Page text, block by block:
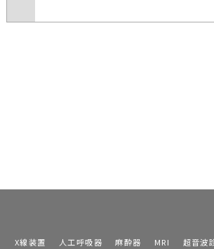
X線装置 人工呼吸器 麻酔器 MRI
超音波